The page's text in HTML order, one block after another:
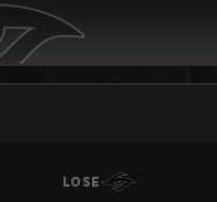
LOSE